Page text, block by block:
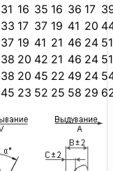
31 16 35 16 36 17
33 17 37 19 41 20
37 19 41 21 46 24 51
38 20 42 21 46 24 51
38 20 45 22 49 24
45 23 52 25 58 29